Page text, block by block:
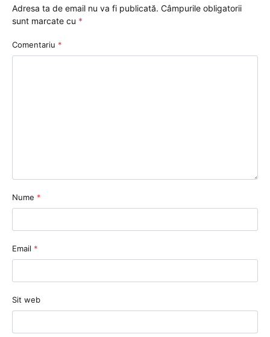
Adresa ta de email nu va fi publicată. Câmpurile obligatorii
sunt marcate cu *
Comentariu *
Nume *
Email *
Sit web